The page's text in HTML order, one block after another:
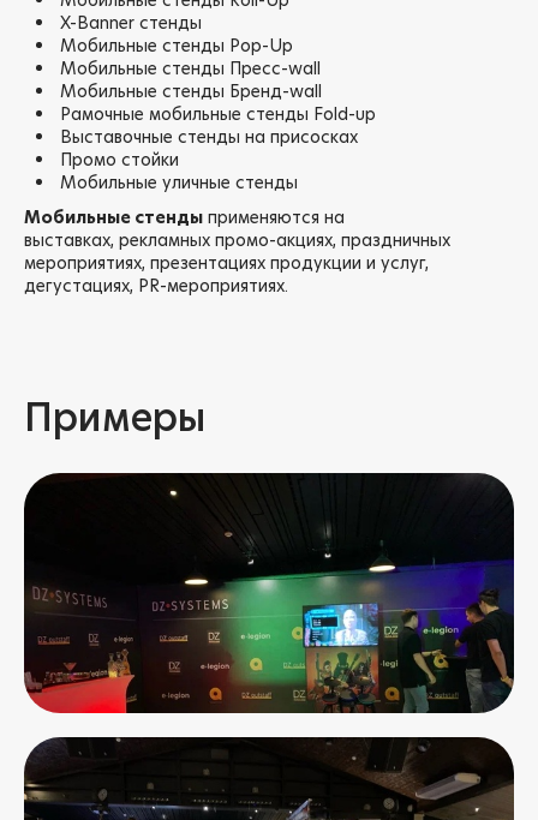
X-Banner стенды
Мобильные стенды Pop-Up
Мобильные стенды Пресс-wall
Мобильные стенды Бренд-wall
Рамочные мобильные стенды Fold-up
Выставочные стенды на присосках
Промо стойки
Мобильные уличные стенды
Мобильные стенды применяются на
выставках, рекламных промо-акциях, праздничных
мероприятиях, презентациях продукции и услуг,
дегустациях, PR-мероприятиях.
Примеры